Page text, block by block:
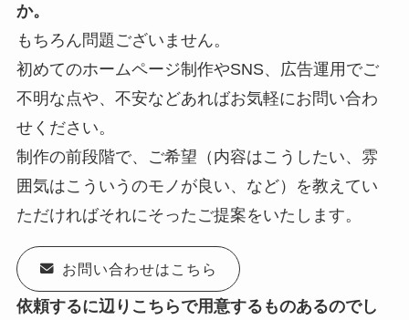
か。
もちろん問題ございません。
初めてのホームページ制作やSNS、広告運用でご
不明な点や、不安などあればお気軽にお問い合わ
せください。
制作の前段階で、ご希望（内容はこうしたい、雰
囲気はこういうのモノが良い、など）を教えてい
ただければそれにそったご提案をいたします。
お問い合わせはこちら
依頼するに辺りこちらで用意するものあるのでし